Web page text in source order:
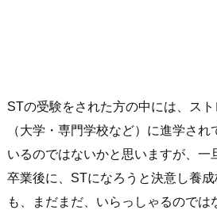
STの受験をされた方の中には、ス
（大学・専門学校など）に進学さ
いるのではないかと思いますが、一
卒業後に、STになろうと決意し養
も、まだまだ、いらっしゃるのでは